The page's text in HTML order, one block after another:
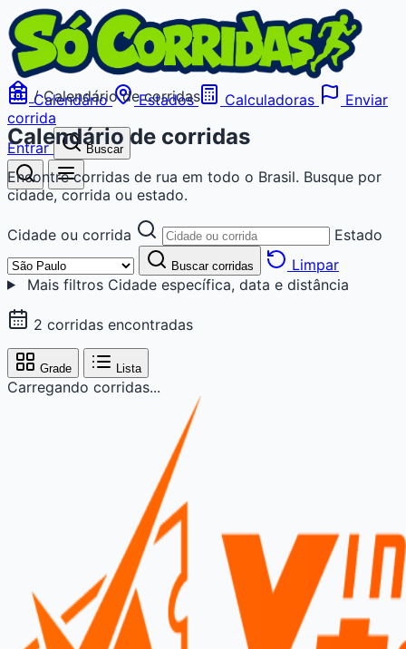
Calendário Estados Calculadoras
Enviar
corrida
Entrar
Buscar
/ Calendário de corridas
Calendário de corridas
Encontre corridas de rua em todo o Brasil. Busque por
cidade, corrida ou estado.
Cidade ou corrida Estado
Buscar corridas
Limpar
Mais filtros Cidade específica, data e distância
2 corridas encontradas
Grade Lista
Carregando corridas...